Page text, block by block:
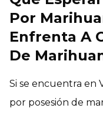
Por
Enfrenta A
De
Si se encuentra en
por posesión de